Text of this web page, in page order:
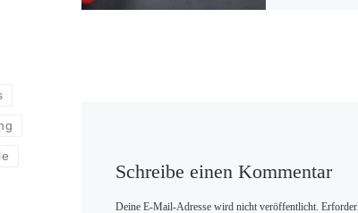
Schreibe einen Kommentar
Deine E-Mail-Adresse wird nicht veröffentlicht.